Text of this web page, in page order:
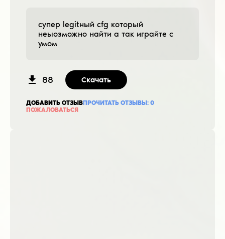
супер legitный cfg который
неыозможно найти а так играйте с
умом
88 Скачать
ДОБАВИТЬ ОТЗЫВПРОЧИТАТЬ ОТЗЫВЫ: 0
ПОЖАЛОВАТЬСЯ